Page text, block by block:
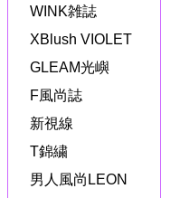
WINK雑誌
XBlush VIOLET
GLEAM光嶼
F風尚誌
新視線
T錦繍
男人風尚LEON